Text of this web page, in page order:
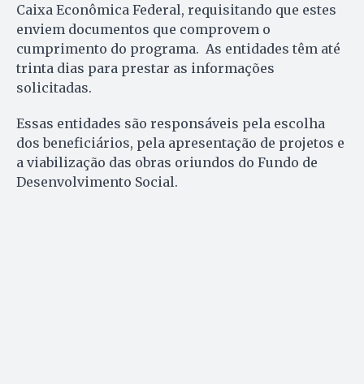
Caixa Econômica Federal, requisitando que estes
enviem documentos que comprovem o
cumprimento do programa. As entidades têm até
trinta dias para prestar as informações
solicitadas.
Essas entidades são responsáveis pela escolha
dos beneficiários, pela apresentação de projetos e
a viabilização das obras oriundos do Fundo de
Desenvolvimento Social.